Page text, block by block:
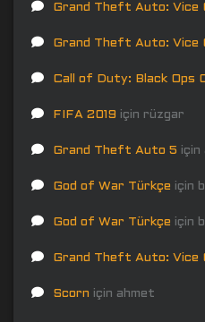
Grand Theft Auto: Vice
Grand Theft Auto: Vice
Call of Duty: Black Ops
FIFA 2019 için rüzgar
Grand Theft Auto 5 için
God of War Türkçe için
God of War Türkçe için
Grand Theft Auto: Vice
Scorn için ahmet